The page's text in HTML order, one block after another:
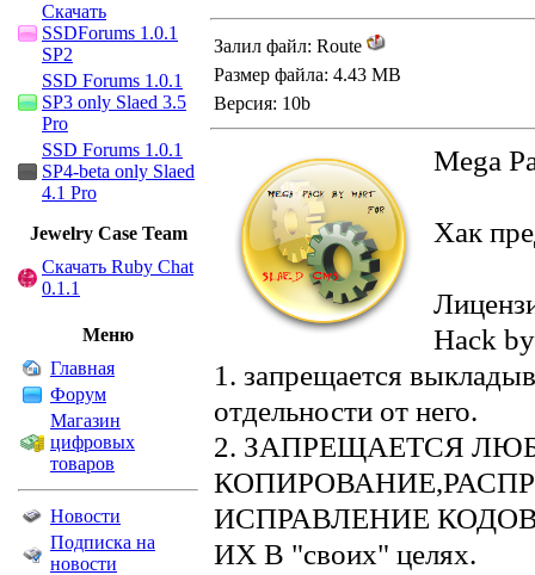
Скачать
SSDForums 1.0.1
SP2
SSD Forums 1.0.1
SP3 only Slaed 3.5
Pro
SSD Forums 1.0.1
SP4-beta only Slaed
4.1 Pro
Jewelry Сase Team
Скачать Ruby Chat
0.1.1
Меню
Главная
Форум
Магазин
цифровых
товаров
Новости
Подписка на
новости
Залил файл: Route
Размер файла: 4.43 MB
Версия: 10b
Mega
Хак
Hack
1. запрещается
отдельности от него.
2. ЗАПРЕЩАЕТСЯ
ИСПРАВЛЕНИЕ КОДОВ
ИХ В "своих" целях.